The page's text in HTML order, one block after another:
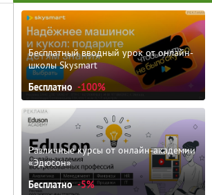
Бесплатный вводный урок от онлайн-
школы Skysmart
Бесплатно -100%
Различные курсы от онлайн-академии
«Эдюсон»
Бесплатно -5%